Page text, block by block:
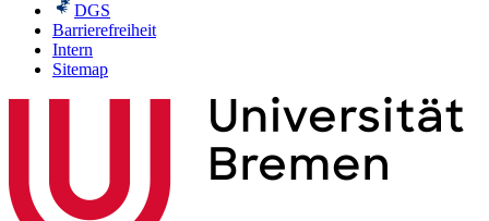
DGS
Barrierefreiheit
Intern
Sitemap